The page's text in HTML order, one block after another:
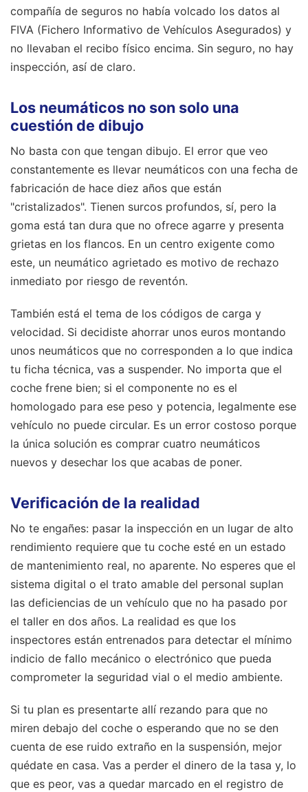
compañía de seguros no había volcado los datos al
FIVA (Fichero Informativo de Vehículos Asegurados) y
no llevaban el recibo físico encima. Sin seguro, no hay
inspección, así de claro.
Los neumáticos no son solo una
cuestión de dibujo
No basta con que tengan dibujo. El error que veo
constantemente es llevar neumáticos con una fecha de
fabricación de hace diez años que están
"cristalizados". Tienen surcos profundos, sí, pero la
goma está tan dura que no ofrece agarre y presenta
grietas en los flancos. En un centro exigente como
este, un neumático agrietado es motivo de rechazo
inmediato por riesgo de reventón.
También está el tema de los códigos de carga y
velocidad. Si decidiste ahorrar unos euros montando
unos neumáticos que no corresponden a lo que indica
tu ficha técnica, vas a suspender. No importa que el
coche frene bien; si el componente no es el
homologado para ese peso y potencia, legalmente ese
vehículo no puede circular. Es un error costoso porque
la única solución es comprar cuatro neumáticos
nuevos y desechar los que acabas de poner.
Verificación de la realidad
No te engañes: pasar la inspección en un lugar de alto
rendimiento requiere que tu coche esté en un estado
de mantenimiento real, no aparente. No esperes que el
sistema digital o el trato amable del personal suplan
las deficiencias de un vehículo que no ha pasado por
el taller en dos años. La realidad es que los
inspectores están entrenados para detectar el mínimo
indicio de fallo mecánico o electrónico que pueda
comprometer la seguridad vial o el medio ambiente.
Si tu plan es presentarte allí rezando para que no
miren debajo del coche o esperando que no se den
cuenta de ese ruido extraño en la suspensión, mejor
quédate en casa. Vas a perder el dinero de la tasa y, lo
que es peor, vas a quedar marcado en el registro de